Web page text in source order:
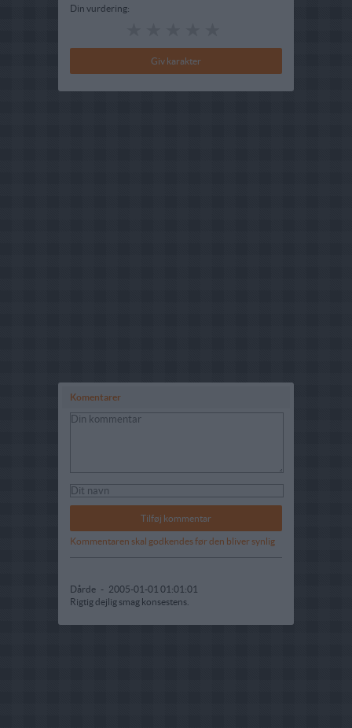
Din vurdering:
Komentarer
Kommentaren skal godkendes før den bliver synlig
Dårde - 2005-01-01 01:01:01
Rigtig dejlig smag konsestens.